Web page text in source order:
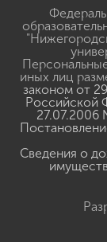
иных лиц
законом от
Российской
27.07.2006
Сведения о